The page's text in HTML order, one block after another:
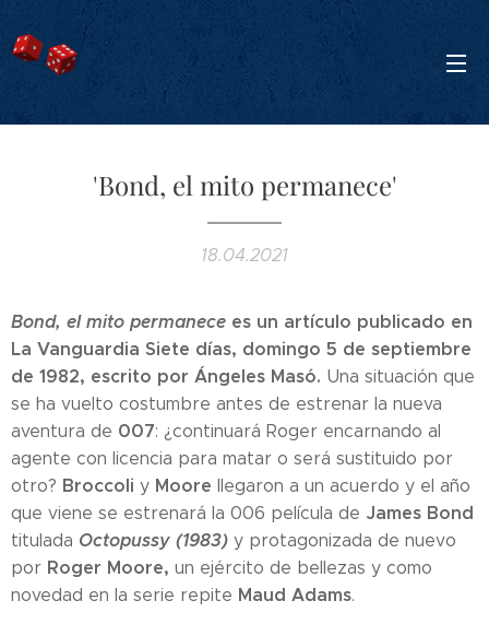
'Bond, el mito permanece'
18.04.2021
Bond, el mito permanece es un artículo publicado en
La Vanguardia Siete días, domingo 5 de septiembre
de 1982, escrito por Ángeles Masó. Una situación que
se ha vuelto costumbre antes de estrenar la nueva
aventura de 007: ¿continuará Roger encarnando al
agente con licencia para matar o será sustituido por
otro? Broccoli y Moore llegaron a un acuerdo y el año
que viene se estrenará la 006 película de James Bond
titulada Octopussy (1983) y protagonizada de nuevo
por Roger Moore, un ejército de bellezas y como
novedad en la serie repite Maud Adams.